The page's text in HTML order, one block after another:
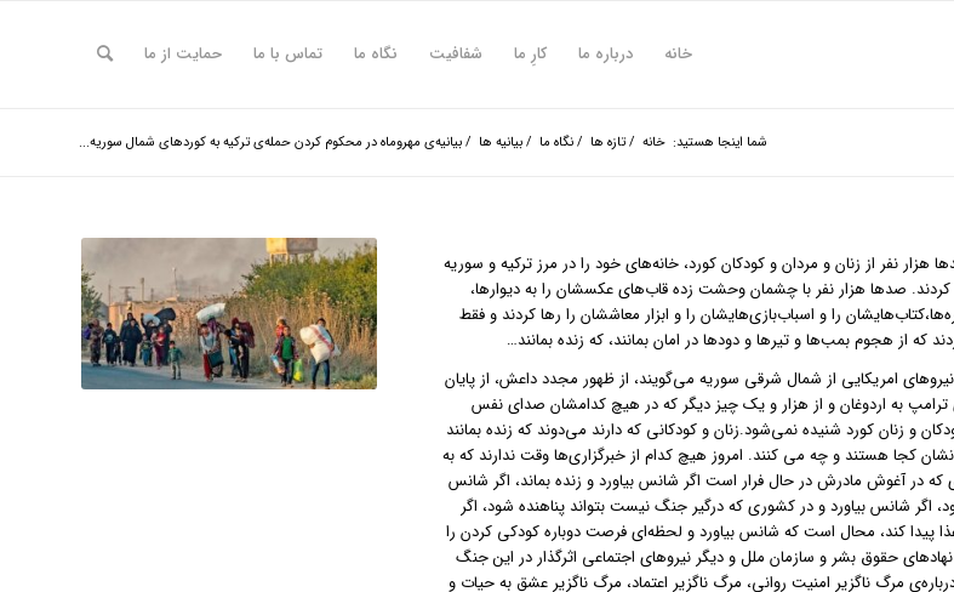
خانه درباره ما کارِ ما شفافیت نگاه ما تماس با ما حمایت از ما
شما اینجا هستید: خانه /تازه ها /نگاه ما /بیانیه ها /بیانیه‌ی مهروماه در محکوم کردن حمله‌ی ترکیه به کوردهای شمال سوریه...
هزار نفر از زنان و مردان و کودکان کورد، خانه‌های خود را در مرز ترکیه و سوریه
به سمت ناکجاآباد رها کردند. صدها هزار نفر با چشمان وحشت زده ‎قاب‌های عکسشان را به دیوارها،
را و اسباب‌بازی‌هایشان را و ابزار معاششان را رها کردند و فقط
که از هجوم بمب‌ها و تیرها و دودها در امان بمانند، که زنده بمانند…
امریکایی از شمال شرقی سوریه می‌گویند، از ظهور مجدد داعش، از پایان
به اردوغان و از هزار و یک چیز دیگر که در هیچ کدامشان صدای نفس
و زنان کورد شنیده نمی‌شود.زنان و کودکانی که دارند می‌دوند که زنده بمانند
کجا هستند و چه می کنند. امروز هیچ کدام از خبرگزاری‌ها وقت ندارند که به
که در آغوش مادرش در حال فرار است اگر شانس بیاورد و زنده بماند، اگر شانس
اگر شانس بیاورد و در کشوری که درگیر جنگ نیست بتواند پناهنده شود، اگر
پیدا کند، محال است که شانس بیاورد و لحظه‌ای فرصت دوباره کودکی کردن را
حقوق بشر و سازمان ملل و دیگر نیروهای اجتماعی اثرگذار در این جنگ
مرگ ناگزیر امنیت روانی، مرگ ناگزیر اعتماد، مرگ ناگزیر عشق به حیات و